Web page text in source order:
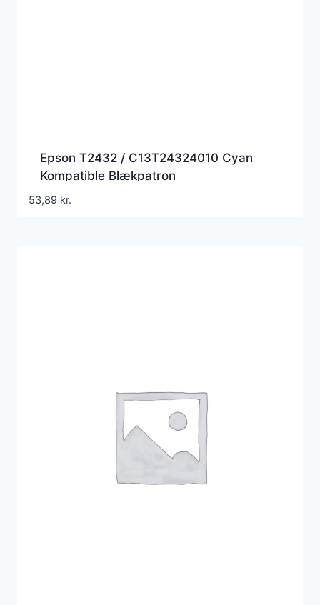
Epson T2432 / C13T24324010 Cyan
Kompatible Blækpatron
53,89 kr.